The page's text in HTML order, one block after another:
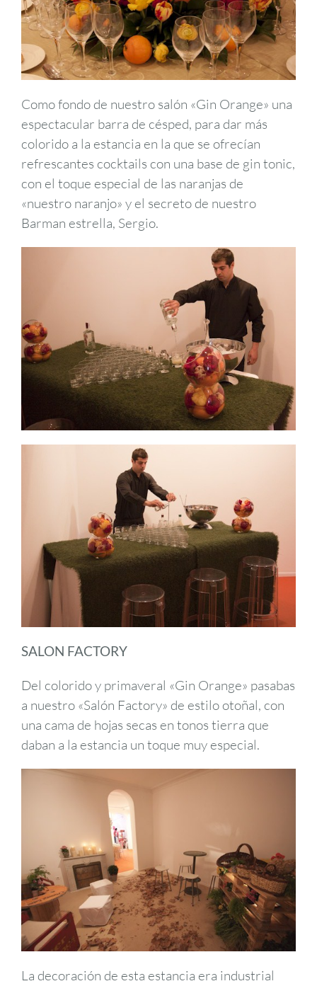
Como fondo de nuestro salón «Gin Orange» una
espectacular barra de césped, para dar más
colorido a la estancia en la que se ofrecían
refrescantes cocktails con una base de gin tonic,
con el toque especial de las naranjas de
«nuestro naranjo» y el secreto de nuestro
Barman estrella, Sergio.
SALON FACTORY
Del colorido y primaveral «Gin Orange» pasabas
a nuestro «Salón Factory» de estilo otoñal, con
una cama de hojas secas en tonos tierra que
daban a la estancia un toque muy especial.
La decoración de esta estancia era industrial